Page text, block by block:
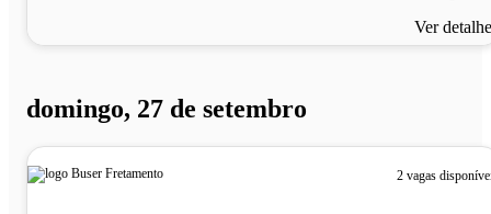
Ver
domingo, 27 de setembro
2 vagas